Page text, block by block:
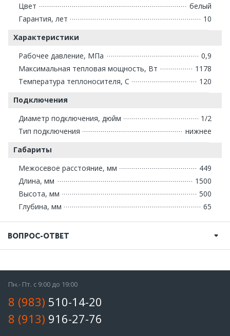
Цвет
белый
Гарантия, лет
10
Характеристики
Рабочее давление, МПа
0,9
Максимальная тепловая мощность, Вт
1178
Температура теплоносителя, С
120
Подключения
Диаметр подключения, дюйм
1/2
Тип подключения
нижнее
Габариты
Межосевое расстояние, мм
449
Длина, мм
1500
Высота, мм
500
Глубина, мм
65
ВОПРОС-ОТВЕТ
Пн.- Пт. с 9:00 до 19:00
8 (983) 510-14-20
8 (913) 916-27-76